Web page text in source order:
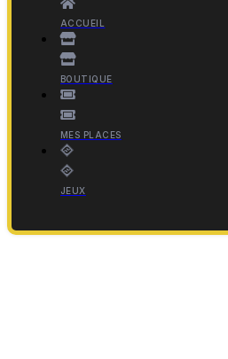
ACCUEIL
BOUTIQUE
MES PLACES
JEUX